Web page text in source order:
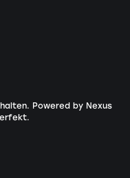
Powered by Nexus
.